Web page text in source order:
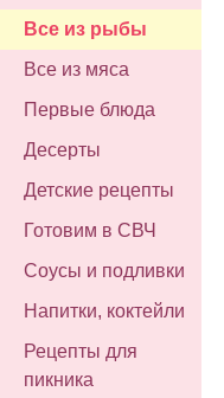
Все из рыбы
Все из мяса
Первые блюда
Десерты
Детские рецепты
Готовим в СВЧ
Соусы и подливки
Напитки, коктейли
Рецепты для
пикника